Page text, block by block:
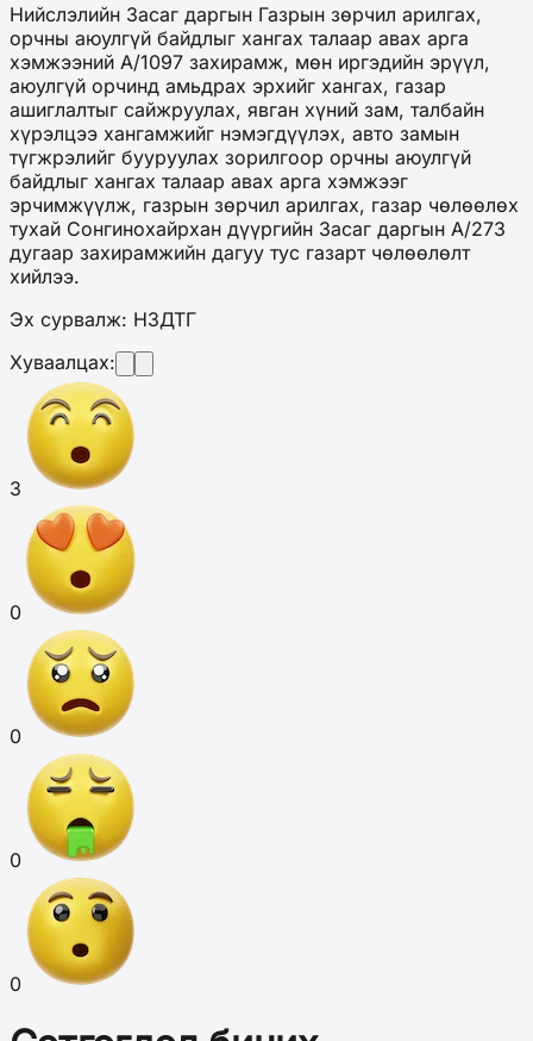
Нийслэлийн Засаг даргын Газрын зөрчил арилгах,
орчны аюулгүй байдлыг хангах талаар авах арга
хэмжээний А/1097 захирамж, мөн иргэдийн эрүүл,
аюулгүй орчинд амьдрах эрхийг хангах, газар
ашиглалтыг сайжруулах, явган хүний зам, талбайн
хүрэлцээ хангамжийг нэмэгдүүлэх, авто замын
түгжрэлийг бууруулах зорилгоор орчны аюулгүй
байдлыг хангах талаар авах арга хэмжээг
эрчимжүүлж, газрын зөрчил арилгах, газар чөлөөлөх
тухай Сонгинохайрхан дүүргийн Засаг даргын А/273
дугаар захирамжийн дагуу тус газарт чөлөөлөлт
хийлээ.
Эх сурвалж: НЗДТГ
Хуваалцах:
3
0
0
0
0